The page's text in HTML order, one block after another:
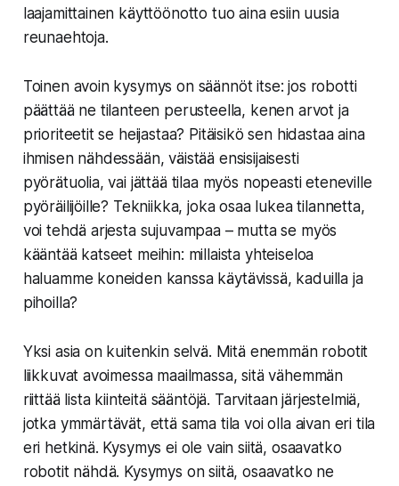
laajamittainen käyttöönotto tuo aina esiin uusia
reunaehtoja.
Toinen avoin kysymys on säännöt itse: jos robotti
päättää ne tilanteen perusteella, kenen arvot ja
prioriteetit se heijastaa? Pitäisikö sen hidastaa aina
ihmisen nähdessään, väistää ensisijaisesti
pyörätuolia, vai jättää tilaa myös nopeasti eteneville
pyöräilijöille? Tekniikka, joka osaa lukea tilannetta,
voi tehdä arjesta sujuvampaa – mutta se myös
kääntää katseet meihin: millaista yhteiseloa
haluamme koneiden kanssa käytävissä, kaduilla ja
pihoilla?
Yksi asia on kuitenkin selvä. Mitä enemmän robotit
liikkuvat avoimessa maailmassa, sitä vähemmän
riittää lista kiinteitä sääntöjä. Tarvitaan järjestelmiä,
jotka ymmärtävät, että sama tila voi olla aivan eri tila
eri hetkinä. Kysymys ei ole vain siitä, osaavatko
robotit nähdä. Kysymys on siitä, osaavatko ne